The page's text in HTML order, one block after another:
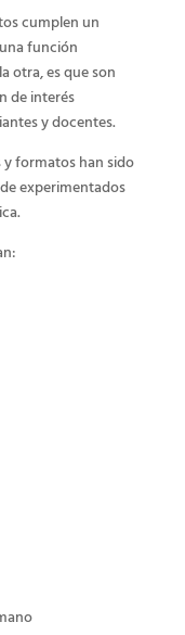
cumplen un
función
otra, es que son
de interés
y docentes.
formatos han sido
experimentados